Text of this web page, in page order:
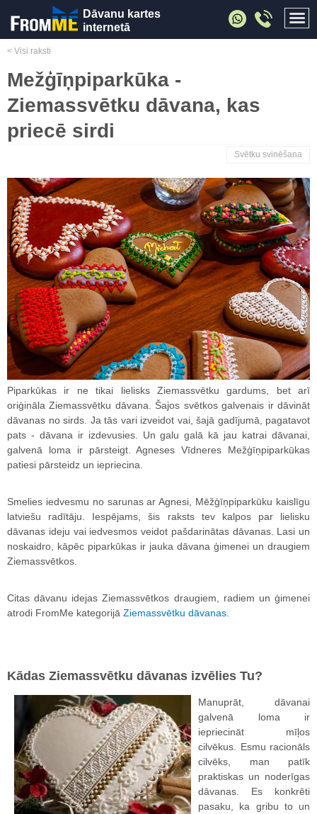
Dāvanu kartes
internetā
< Visi raksti
Mežģīņpiparkūka -
Ziemassvētku dāvana, kas
priecē sirdi
Svētku svinēšana
Piparkūkas ir ne tikai lielisks Ziemassvētku gardums, bet arī
oriģināla Ziemassvētku dāvana. Šajos svētkos galvenais ir dāvināt
dāvanas no sirds. Ja tās vari izveidot vai, šajā gadījumā, pagatavot
pats - dāvana ir izdevusies. Un galu galā kā jau katrai dāvanai,
galvenā loma ir pārsteigt. Agneses Vīdneres Mežģīņpiparkūkas
patiesi pārsteidz un iepriecina.
Smelies iedvesmu no sarunas ar Agnesi, Mēžģīņpiparkūku kaislīgu
latviešu radītāju. Iespējams, šis raksts tev kalpos par lielisku
dāvanas ideju vai iedvesmos veidot pašdarinātas dāvanas. Lasi un
noskaidro, kāpēc piparkūkas ir jauka dāvana ģimenei un draugiem
Ziemassvētkos.
Citas dāvanu idejas Ziemassvētkos draugiem, radiem un ģimenei
atrodi FromMe kategorijā Ziemassvētku dāvanas
Kādas Ziemassvētku dāvanas izvēlies Tu?
Manuprāt, dāvanai
galvenā loma ir
iepriecināt mīļos
cilvēkus. Esmu racionāls
cilvēks, man patīk
praktiskas un noderīgas
dāvanas. Es konkrēti
pasaku, ka gribu to un